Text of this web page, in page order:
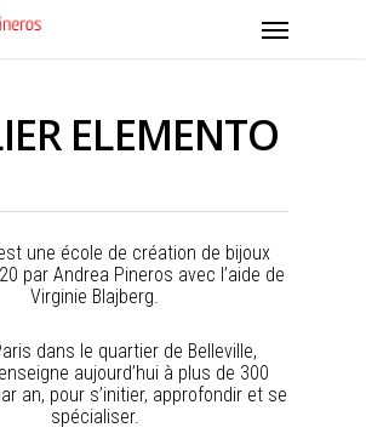
ELEMENTO
une école de création de bijoux
par Andrea Pineros avec l’aide de
Virginie Blajberg.
dans le quartier de Belleville,
aujourd’hui à plus de 300
an, pour s’initier, approfondir et se
spécialiser.